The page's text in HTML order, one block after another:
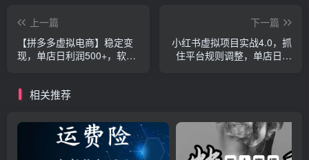
上一篇
【拼多多虚拟电商】稳定变
现，单店日利润500+，软件
下一篇
小红书虚拟项目实战4.0，抓
住平台规则调整，单店日入
相关推荐